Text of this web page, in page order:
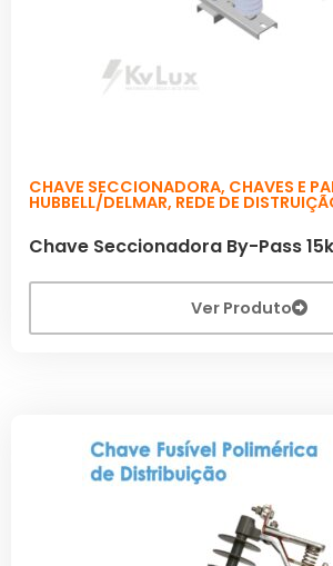
CHAVE SECCIONADORA, CHAVES E
HUBBELL/DELMAR, REDE DE
Chave Seccionadora By-Pass
Ver Produto